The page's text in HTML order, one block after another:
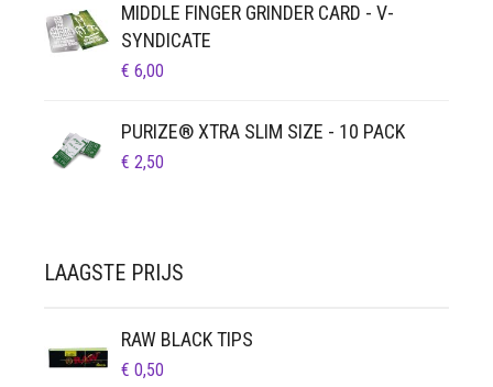
MIDDLE FINGER GRINDER CARD - V-
SYNDICATE
€ 6,00
PURIZE® XTRA SLIM SIZE - 10 PACK
€ 2,50
LAAGSTE PRIJS
RAW BLACK TIPS
€ 0,50